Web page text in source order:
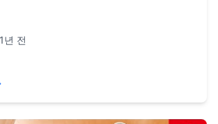
를 하느라 정신 없이 지내다보니, 따로 영상
네요 ㅠㅠ... 붕어빵 장사는 피크인
게 되었습니다. 그동안 라이브를 보
께 다시 한번 감사인사를 올립니다! 짧게
리고 싶었는데 너무
드린 게 아직도 아쉬워요 😅 가게
장하고, 봄에 다른 업종으로 다시 문 열 계획
1년 전